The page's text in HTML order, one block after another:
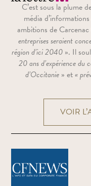
C’est sous la plume
média
ambitions de
entreprises seraient
région d’ici 2040 ». Il
20 ans d’expérience du
d’Occitanie» et«
VOIR